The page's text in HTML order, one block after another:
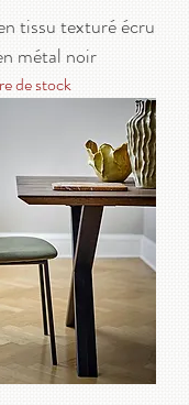
tissu texturé écru
métal noir
de stock